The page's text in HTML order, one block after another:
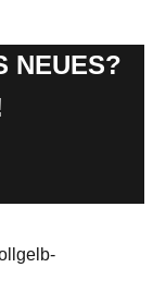
NEUES?